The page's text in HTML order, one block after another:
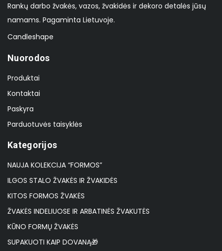
Rankų darbo žvakės, vazos, žvakidės ir dekoro detalės jūsų
namams. Pagaminta Lietuvoje.
Candleshape
Nuorodos
Produktai
Kontaktai
Paskyra
Parduotuvės taisyklės
Kategorijos
NAUJA KOLEKCIJA “FORMOS”
ILGOS STALO ŽVAKĖS IR ŽVAKIDĖS
KITOS FORMOS ŽVAKĖS
ŽVAKĖS INDELIUOSE IR ARBATINĖS ŽVAKUTĖS
KŪNO FORMŲ ŽVAKĖS
SUPAKUOTI KAIP DOVANĄ🎁